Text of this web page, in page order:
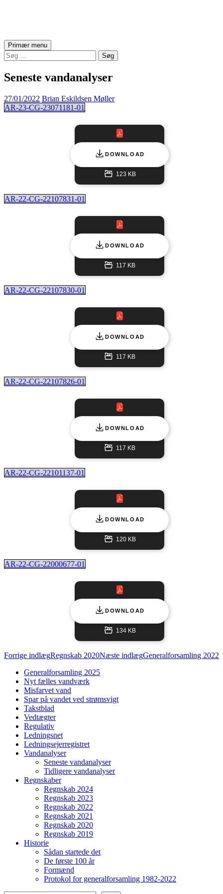
SøgPrimær menu Hop
til
indhold
Søg
efter:
Seneste vandanalyser
27/01/2022 Brian Eskildsen Møller
AR-23-CG-23071181-01
DOWNLOAD
123 KB
AR-22-CG-22107831-01
DOWNLOAD
117 KB
AR-22-CG-22107830-01
DOWNLOAD
117 KB
AR-22-CG-22107826-01
DOWNLOAD
117 KB
AR-22-CG-22101137-01
DOWNLOAD
120 KB
AR-22-CG-22000677-01
DOWNLOAD
134 KB
Indlægsnavigation
Forrige indlægRegnskab 2020Næste indlægGeneralforsamling 2022
Generalforsamling 2025
Nyt fælles vandværk
Misfarvet vand
Spar på vandet ved strømsvigt
Takstblad
Vedtægter
Regulativ
Ledningsnet
Ledningsejerregistret
Vandanalyser
Seneste vandanalyser
Tidligere vandanalyser
Regnskaber
Regnskab 2024
Regnskab 2023
Regnskab 2022
Regnskab 2021
Regnskab 2020
Regnskab 2019
Historie
Sådan startede det
De første 100 år
Formænd
Protokol for generalforsamling 1982-2022